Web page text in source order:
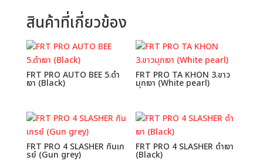
สินค้าที่เกี่ยวข้อง
FRT PRO AUTO BEE 5.ดำ
เงา (Black)
FRT PRO TA KHON 3.ขาว
มุกเงา (White pearl)
FRT PRO 4 SLASHER กันเก
รย์ (Gun grey)
FRT PRO 4 SLASHER ดำเงา
(Black)